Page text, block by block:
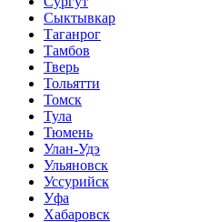
Сыктывкар
Таганрог
Тамбов
Тверь
Тольятти
Томск
Тула
Тюмень
Улан-Удэ
Ульяновск
Уссурийск
Уфа
Хабаровск